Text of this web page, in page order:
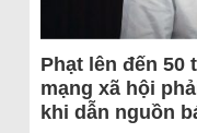
Phạt lên đến
mạng xã hội
khi dẫn nguồn